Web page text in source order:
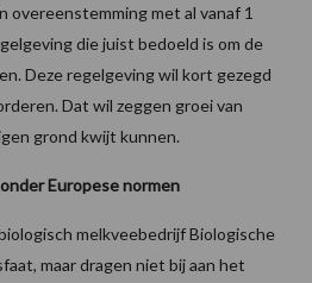
overeenstemming met al vanaf 1
die juist bedoeld is om de
Deze regelgeving wil kort gezegd
Dat wil zeggen groei van
grond kwijt kunnen.
Europese normen
melkveebedrijf Biologische
maar dragen niet bij aan het